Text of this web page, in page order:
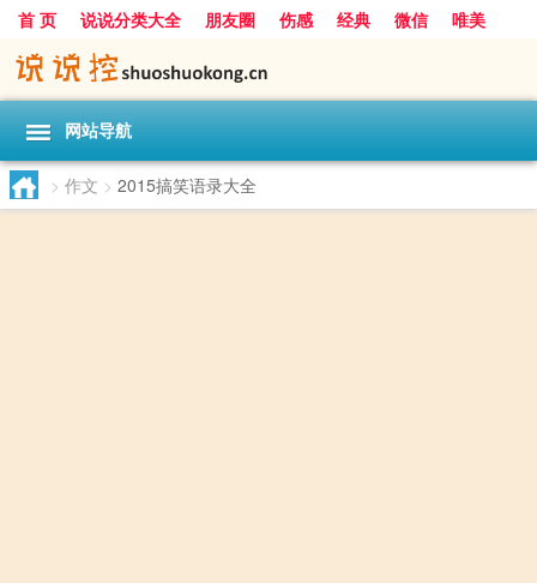
首 页 说说分类大全 朋友圈 伤感 经典 微信
唯美
励志
爱情 搞笑
网站导航
> 作文 > 2015搞笑语录大全